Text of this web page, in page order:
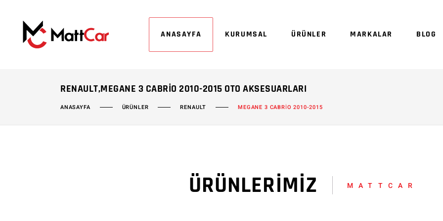
ANASAYFA KURUMSAL ÜRÜNLER MARKALAR BLOG
RENAULT,MEGANE 3 CABRIO 2010-2015 OTO AKSESUARLARI
ANASAYFA ÜRÜNLER RENAULT MEGANE 3 CABRİO 2010-2015
MATTCAR
ÜRÜNLERİMİZ